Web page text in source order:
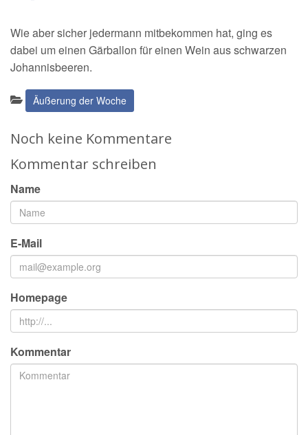
Wie aber sicher jedermann mitbekommen hat, ging es
dabei um einen Gärballon für einen Wein aus schwarzen
Johannisbeeren.
Kategorien:
Äußerung der Woche
Noch keine Kommentare
Kommentar schreiben
Name
E-Mail
Homepage
Kommentar